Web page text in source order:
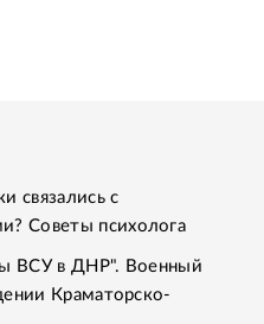
связались с
Советы психолога
ВСУ в ДНР". Военный
Краматорско-